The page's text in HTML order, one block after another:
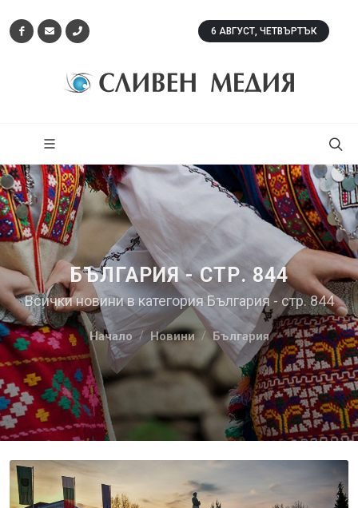
6 АВГУСТ, ЧЕТВЪРТЪК
БЪЛГАРИЯ - СТР. 844
Всички новини в категория България - стр. 844
Начало Новини България